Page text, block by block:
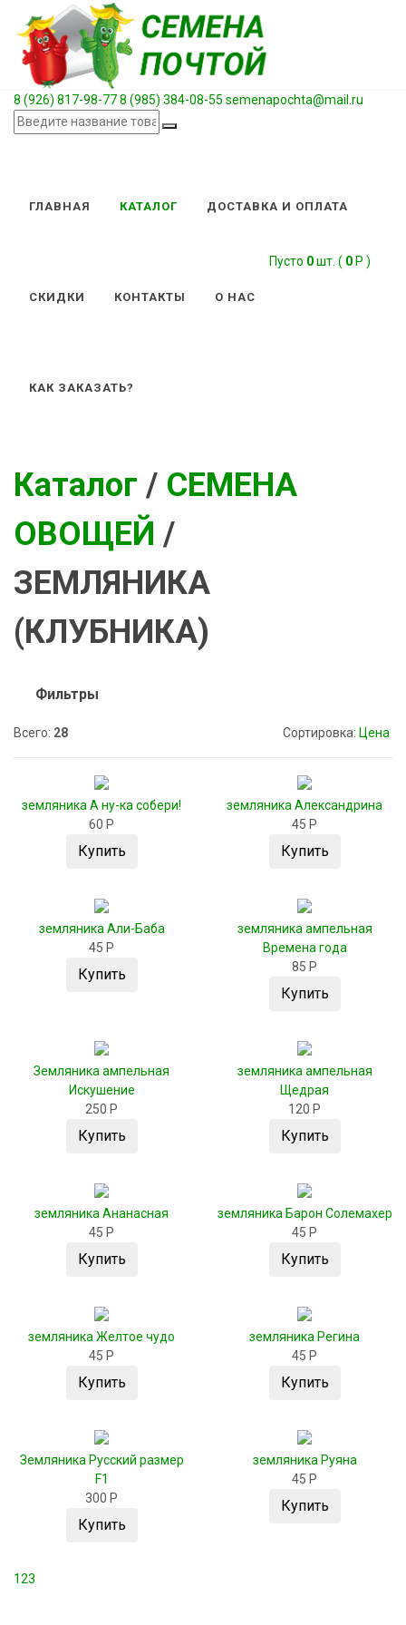
8 (926) 817-98-778 (985) 384-08-55 semenapochta@mail.ru
ГЛАВНАЯ КАТАЛОГ ДОСТАВКА И ОПЛАТА
СКИДКИ КОНТАКТЫ О НАС
КАК ЗАКАЗАТЬ?
Пусто 0шт. ( 0 Р )
Каталог / СЕМЕНА
ОВОЩЕЙ /
ЗЕМЛЯНИКА
(КЛУБНИКА)
Фильтры
Всего: 28 Сортировка: Цена
земляника А ну-ка собери!
60 Р
Купить
земляника Александрина
45 Р
Купить
земляника Али-Баба
45 Р
Купить
земляника ампельная
Времена года
85 Р
Купить
Земляника ампельная
Искушение
250 Р
Купить
земляника ампельная
Щедрая
120 Р
Купить
земляника Ананасная
45 Р
Купить
земляника Барон Солемахер
45 Р
Купить
земляника Желтое чудо
45 Р
Купить
земляника Регина
45 Р
Купить
Земляника Русский размер
F1
300 Р
Купить
земляника Руяна
45 Р
Купить
123